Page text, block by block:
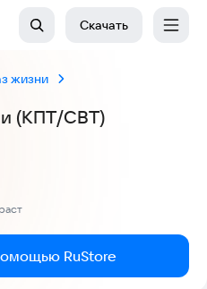
Скачать
жизни
(КПТ/CBT)
RuStore